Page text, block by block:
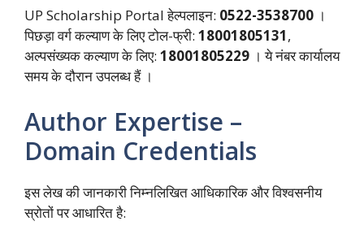
UP Scholarship Portal हेल्पलाइन: 0522-3538700 ।
पिछड़ा वर्ग कल्याण के लिए टोल-फ्री: 18001805131,
अल्पसंख्यक कल्याण के लिए: 18001805229 । ये नंबर कार्यालय
समय के दौरान उपलब्ध हैं ।
Author Expertise –
Domain Credentials
इस लेख की जानकारी निम्नलिखित आधिकारिक और विश्वसनीय
स्रोतों पर आधारित है: